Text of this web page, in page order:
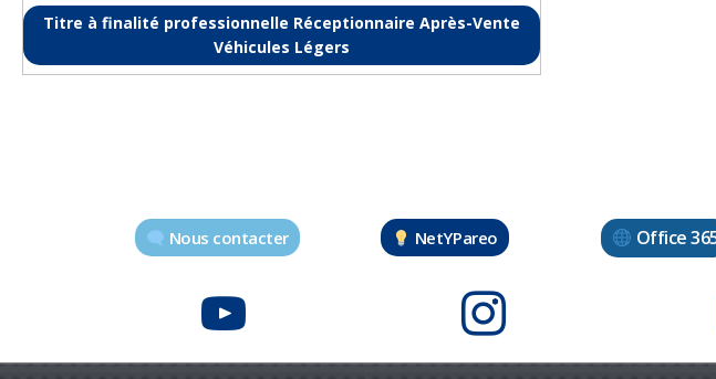
Titre à finalité professionnelle Réceptionnaire Après-Vente
Véhicules Légers
Nous contacter NetYPareo Office